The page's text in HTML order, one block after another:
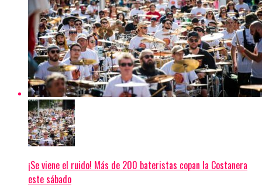
¡Se viene el ruido! Más de 200 bateristas copan la Costanera
este sábado